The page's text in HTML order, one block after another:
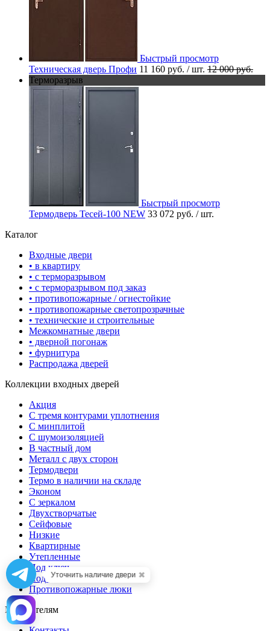
Быстрый просмотр
Техническая дверь Профи 11 160 руб. / шт. 12 000 руб.
Терморазрыв
Быстрый просмотр
Термодверь Тесей-100 NEW 33 072 руб. / шт.
Каталог
Входные двери
• в квартиру
• с терморазрывом
• с терморазрывом под заказ
• противопожарные / огнестойкие
• противопожарные светопрозрачные
• технические и строительные
Межкомнатные двери
• дверной погонаж
• фурнитура
Распродажа дверей
Коллекции входных дверей
Акция
С тремя контурами уплотнения
С минплитой
С шумоизоляцией
В частный дом
Металл с двух сторон
Термодвери
Термо в наличии на складе
Эконом
С зеркалом
Двухстворчатые
Сейфовые
Низкие
Квартирные
Утепленные
Под ключ
Под заказ
Противопожарные люки
Посетителям
Уточнить наличие двери ✖